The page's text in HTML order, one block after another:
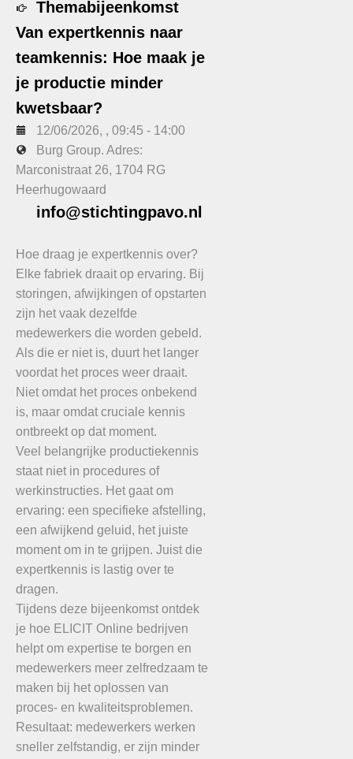
Themabijeenkomst
Van expertkennis naar
teamkennis: Hoe maak je
je productie minder
kwetsbaar?
12/06/2026, , 09:45 - 14:00
Burg Group. Adres:
Marconistraat 26, 1704 RG
Heerhugowaard
info@stichtingpavo.nl
Hoe draag je expertkennis over?
Elke fabriek draait op ervaring. Bij
storingen, afwijkingen of opstarten
zijn het vaak dezelfde
medewerkers die worden gebeld.
Als die er niet is, duurt het langer
voordat het proces weer draait.
Niet omdat het proces onbekend
is, maar omdat cruciale kennis
ontbreekt op dat moment.
Veel belangrijke productiekennis
staat niet in procedures of
werkinstructies. Het gaat om
ervaring: een specifieke afstelling,
een afwijkend geluid, het juiste
moment om in te grijpen. Juist die
expertkennis is lastig over te
dragen.
Tijdens deze bijeenkomst ontdek
je hoe ELICIT Online bedrijven
helpt om expertise te borgen en
medewerkers meer zelfredzaam te
maken bij het oplossen van
proces- en kwaliteitsproblemen.
Resultaat: medewerkers werken
sneller zelfstandig, er zijn minder